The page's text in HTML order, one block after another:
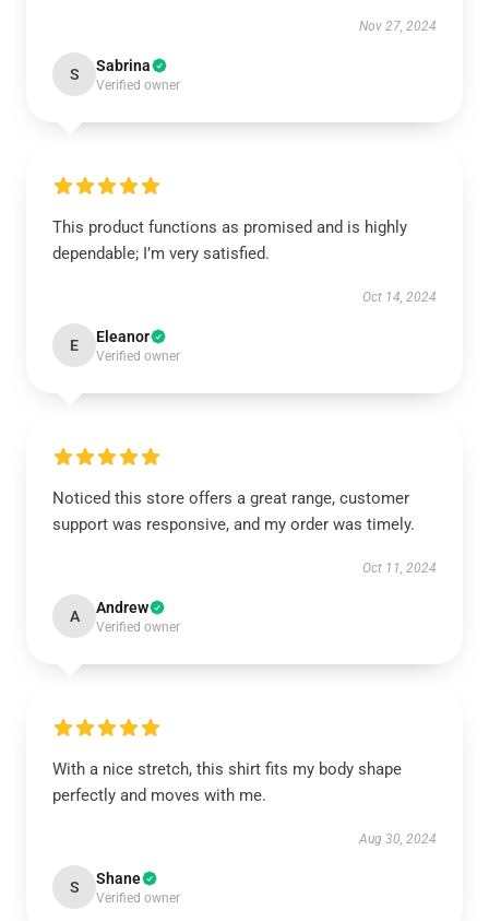
Nov 27, 2024
S Sabrina
Verified owner
This product functions as promised and is highly
dependable; I’m very satisfied.
Oct 14, 2024
E Eleanor
Verified owner
Noticed this store offers a great range, customer
support was responsive, and my order was timely.
Oct 11, 2024
A Andrew
Verified owner
With a nice stretch, this shirt fits my body shape
perfectly and moves with me.
Aug 30, 2024
S Shane
Verified owner